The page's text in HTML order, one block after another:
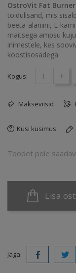
OstroVit Fat
toidulisand, mis
beeta-alaniini, L-
maitsega ampsu
inimestele, kes
koostisosadega.
Kogus: +
Makseviisid
Küsi küsimus
Toodet pole
Lisa
Jaga: